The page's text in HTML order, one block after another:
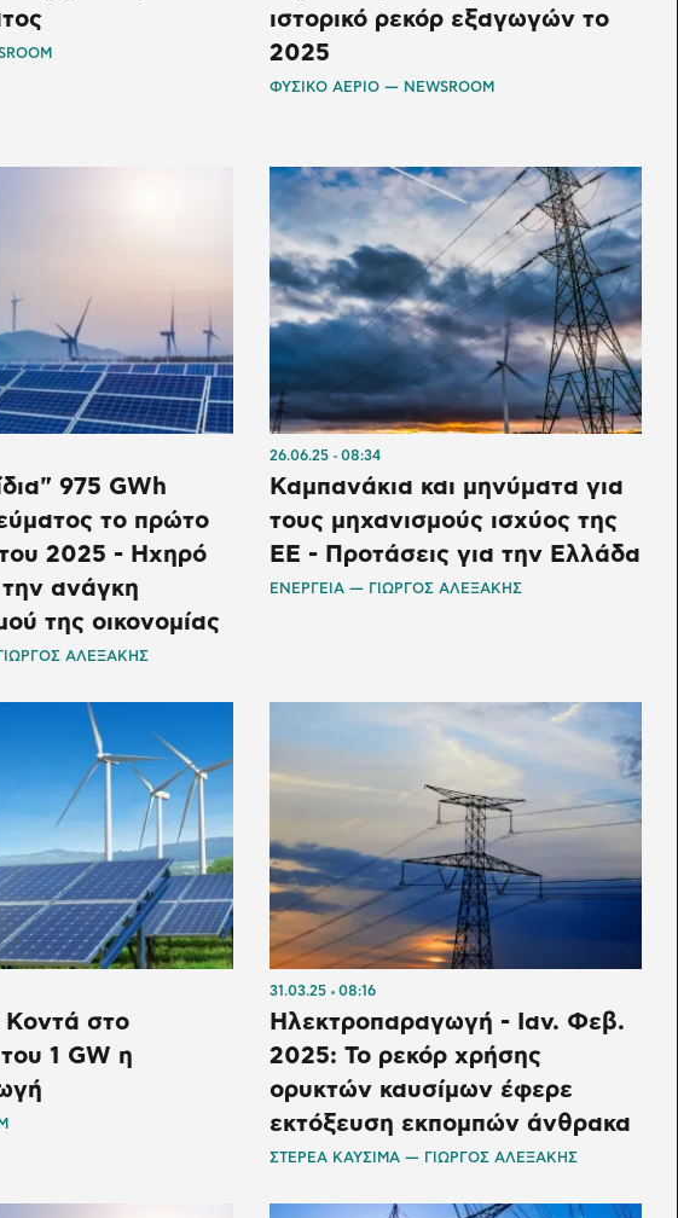
ιστορικό ρεκόρ εξαγωγών το
2025
ΦΥΣΙΚΟ ΑΕΡΙΟ — NEWSROOM
975 GWh
το πρώτο
2025 - Ηχηρό
ανάγκη
της οικονομίας
ΑΛΕΞΑΚΗΣ
26.06.25 08:34
Καμπανάκια και μηνύματα για
τους μηχανισμούς ισχύος της
ΕΕ - Προτάσεις για την Ελλάδα
ΕΝΕΡΓΕΙΑ — ΓΙΩΡΓΟΣ ΑΛΕΞΑΚΗΣ
Κοντά στο
1 GW η
31.03.25 08:16
Ηλεκτροπαραγωγή - Ιαν. Φεβ.
2025: Το ρεκόρ χρήσης
ορυκτών καυσίμων έφερε
εκτόξευση εκπομπών άνθρακα
ΣΤΕΡΕΑ ΚΑΥΣΙΜΑ — ΓΙΩΡΓΟΣ ΑΛΕΞΑΚΗΣ